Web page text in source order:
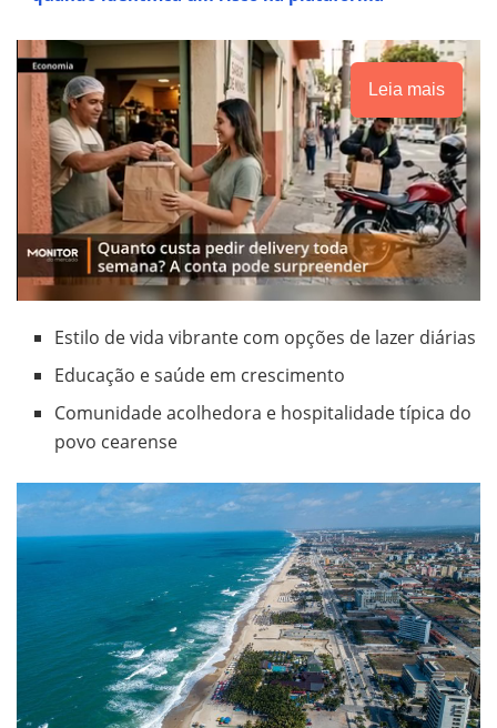
Leia mais
Estilo de vida vibrante com opções de lazer diárias
Educação e saúde em crescimento
Comunidade acolhedora e hospitalidade típica do
povo cearense